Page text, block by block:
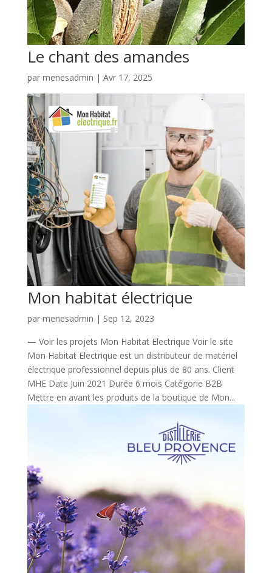
Le chant des amandes
par menesadmin | Avr 17, 2025
Mon habitat électrique
par menesadmin | Sep 12, 2023
— Voir les projets Mon Habitat Electrique Voir le site
Mon Habitat Electrique est un distributeur de matériel
électrique professionnel depuis plus de 80 ans. Client
MHE Date Juin 2021 Durée 6 mois Catégorie B2B
Mettre en avant les produits de la boutique de Mon...